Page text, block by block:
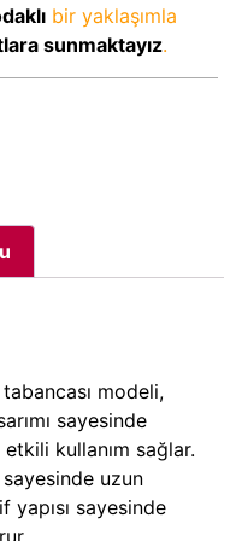
bir yaklaşımla
sunmaktayız.
modeli,
sayesinde
kullanım sağlar.
uzun
yapısı sayesinde